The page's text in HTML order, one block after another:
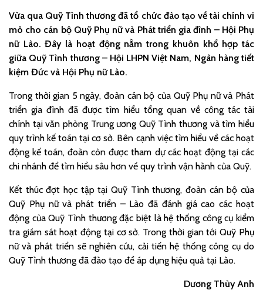
Vừa qua Quỹ Tình thương đã tổ chức đào tạo về tài chính vi
mô cho cán bộ Quỹ Phụ nữ và Phát triển gia đình – Hội Phụ
nữ Lào. Đây là hoạt động nằm trong khuôn khổ hợp tác
giữa Quỹ Tình thương – Hội LHPN Việt Nam, Ngân hàng tiết
kiệm Đức và Hội Phụ nữ Lào.
Trong thời gian 5 ngày, đoàn cán bộ của Quỹ Phụ nữ và Phát
triển gia đình đã được tìm hiểu tổng quan về công tác tài
chính tại văn phòng Trung ương Quỹ Tình thương và tìm hiểu
quy trình kế toán tại cơ sở. Bên cạnh việc tìm hiểu về các hoạt
động kế toán, đoàn còn được tham dự các hoạt động tại các
chi nhánh để tìm hiểu sâu hơn về quy trình vận hành của Quỹ.
Kết thúc đợt học tập tại Quỹ Tình thương, đoàn cán bộ của
Quỹ Phụ nữ và phát triển – Lào đã đánh giá cao các hoạt
động của Quỹ Tình thương đặc biệt là hệ thống công cụ kiểm
tra giám sát hoạt động tại cơ sở. Trong thời gian tới Quỹ Phụ
nữ và phát triển sẽ nghiên cứu, cải tiến hệ thống công cụ do
Quỹ Tình thương đã đào tạo để áp dụng hiệu quả tại Lào.
Dương Thùy Anh